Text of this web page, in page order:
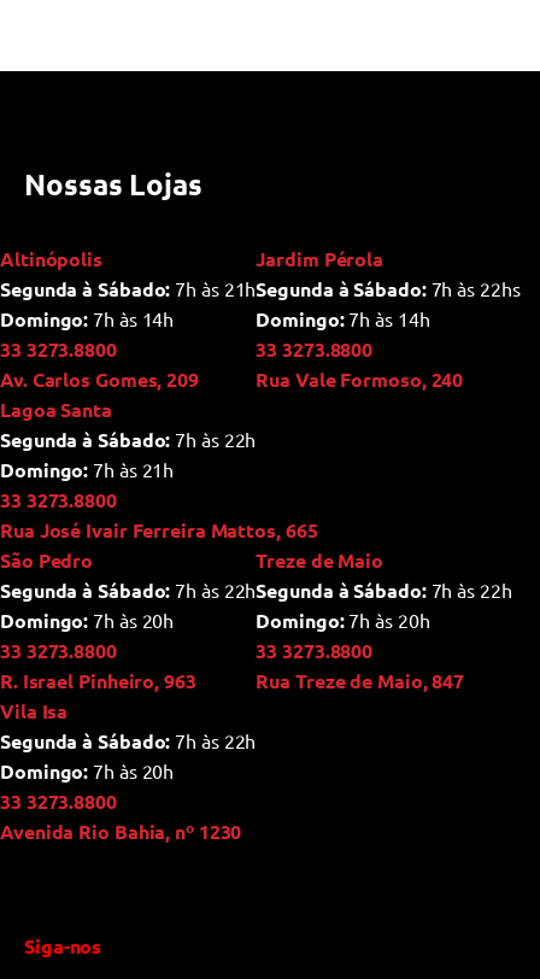
Nossas Lojas
Altinópolis
Segunda à Sábado: 7h às 21h
Domingo: 7h às 14h
33 3273.8800
Av. Carlos Gomes, 209
Jardim Pérola
Segunda à Sábado:7h às 22hs
Domingo:7h às 14h
33 3273.8800
Rua Vale Formoso, 240
Lagoa Santa
Segunda à Sábado: 7h às 22h
Domingo: 7h às 21h
33 3273.8800
Rua José Ivair Ferreira Mattos, 665
São Pedro
Segunda à Sábado: 7h às 22h
Domingo: 7h às 20h
33 3273.8800
R. Israel Pinheiro, 963
Treze de Maio
Segunda à Sábado:7h às 22h
Domingo:7h às 20h
33 3273.8800
Rua Treze de Maio, 847
Vila Isa
Segunda à Sábado: 7h às 22h
Domingo: 7h às 20h
33 3273.8800
Avenida Rio Bahia, nº 1230
Siga-nos